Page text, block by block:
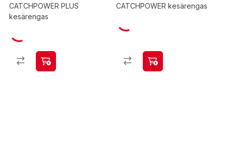
CATCHPOWER PLUS
kesärengas
CATCHPOWER kesärengas